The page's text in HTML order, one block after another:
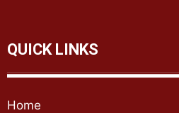
QUICK LINKS
Home